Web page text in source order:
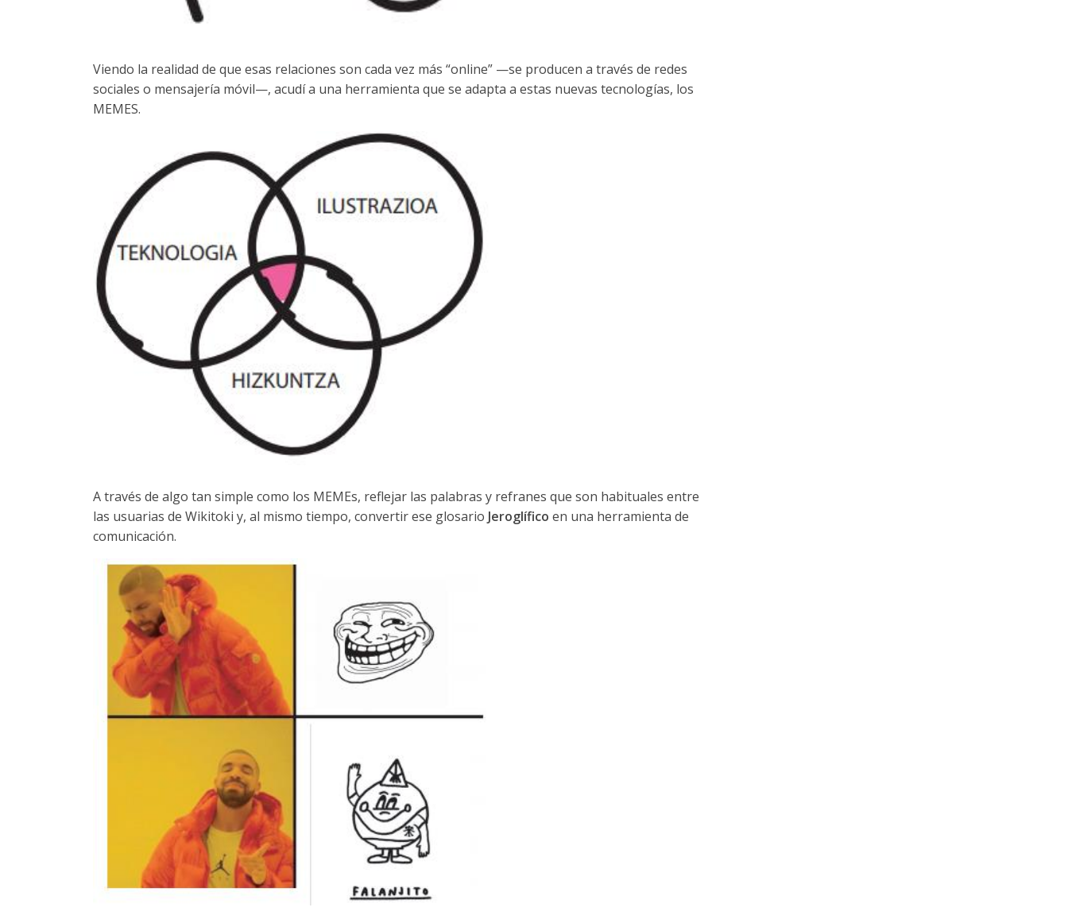
Viendo la realidad de que esas relaciones son cada vez más “online” —se producen a través de redes
sociales o mensajería móvil—, acudí a una herramienta que se adapta a estas nuevas tecnologías, los
MEMES.
A través de algo tan simple como los MEMEs, reflejar las palabras y refranes que son habituales entre
las usuarias de Wikitoki y, al mismo tiempo, convertir ese glosario Jeroglífico en una herramienta de
comunicación.